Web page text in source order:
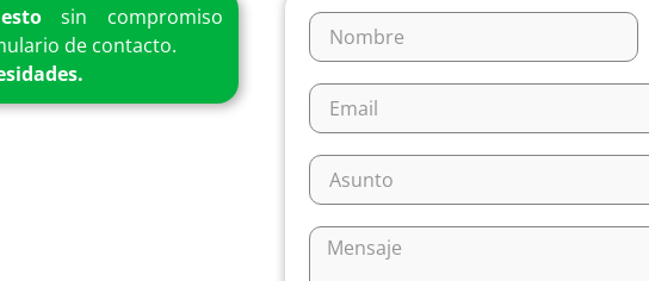
sin compromiso
de contacto.